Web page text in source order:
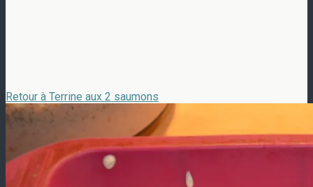
Retour à Terrine aux 2 saumons